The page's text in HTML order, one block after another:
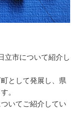
立市について紹介し
として発展し、県
。
いてご紹介してい